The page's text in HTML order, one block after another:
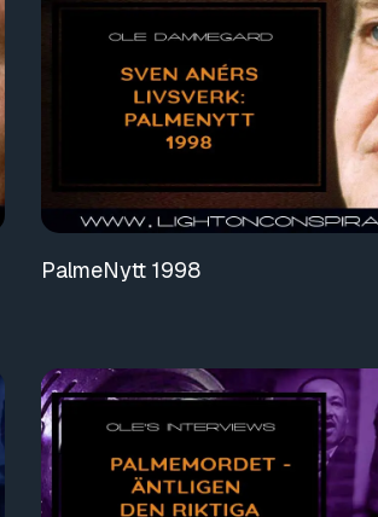
PalmeNytt 1998